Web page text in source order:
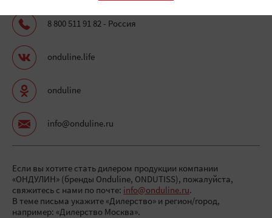
8 800 511 91 82 - Россия
onduline.life
onduline
info@onduline.ru
Если вы хотите стать дилером продукции компании
«ОНДУЛИН» (бренды Onduline, ONDUTISS), пожалуйста,
свяжитесь с нами по почте: info@onduline.ru.
В теме письма укажите «Дилерство» и регион/город,
например: «Дилерство Москва».